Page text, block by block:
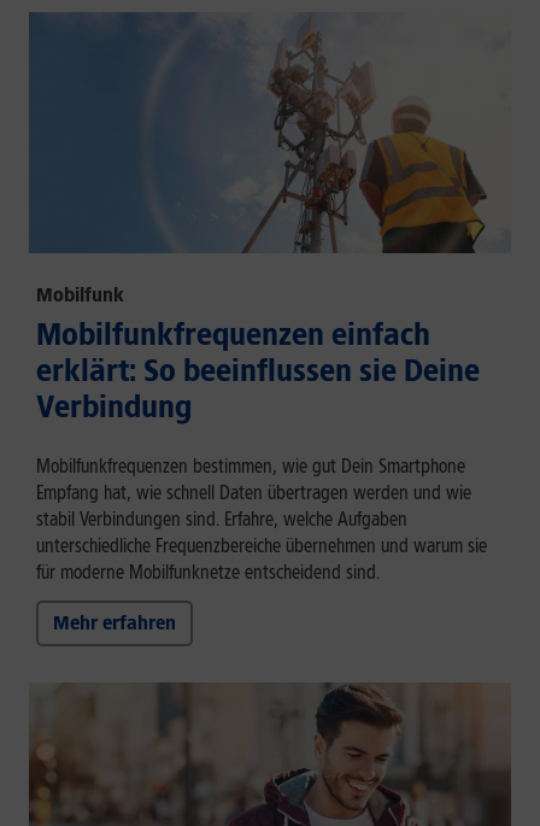
Mobilfunk
Mobilfunkfrequenzen einfach
erklärt: So beeinflussen sie Deine
Verbindung
Mobilfunkfrequenzen bestimmen, wie gut Dein Smartphone
Empfang hat, wie schnell Daten übertragen werden und wie
stabil Verbindungen sind. Erfahre, welche Aufgaben
unterschiedliche Frequenzbereiche übernehmen und warum sie
für moderne Mobilfunknetze entscheidend sind.
Mehr erfahren